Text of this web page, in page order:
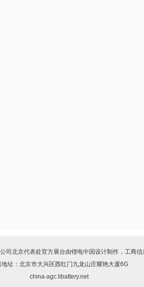
司北京代表处官方展台由锂电中国设计制作，工商信
地址：北京市大兴区西红门九龙山庄耀艳大厦6G
china-agc.libattery.net